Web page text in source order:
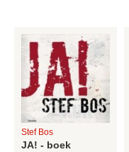
Stef Bos
JA! - boek